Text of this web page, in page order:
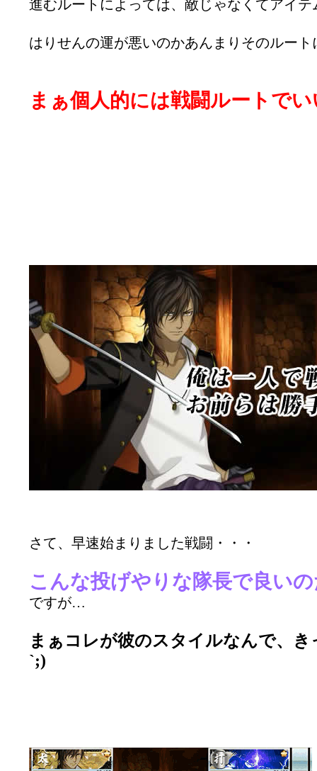
進むルートによっては、敵じゃなくてアイ
はりせんの運が悪いのかあんまりそのルー
まぁ個人的には戦闘ルートで
さて、早速始まりました戦闘・・・
こんな投げやりな隊長で良い
ですが…
まぁコレが彼のスタイルなんで、
`;)ゞ